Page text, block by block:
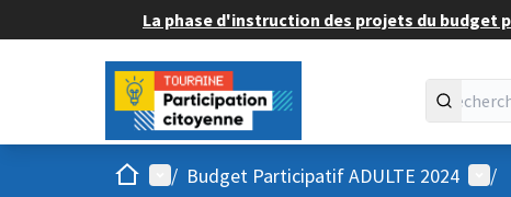
La phase d'instruction des projets du budget
AccueilMenu principal
/ Budget Participatif ADULTE 2024 /